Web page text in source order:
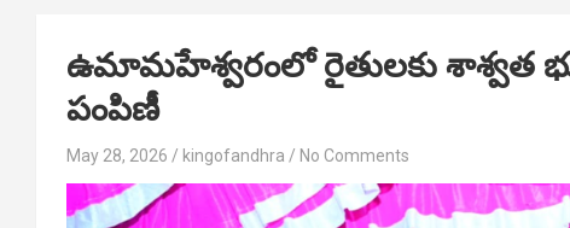
ఉమామహేశ్వరంలో రైతులకు శాశ్వత
పంపిణీ
May 28, 2026 kingofandhra No Comments